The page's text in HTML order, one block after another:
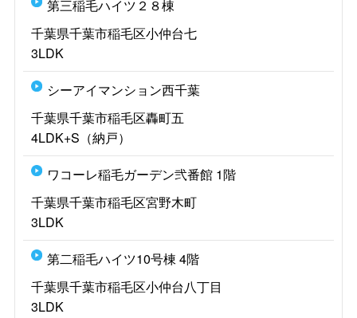
第三稲毛ハイツ２８棟
千葉県千葉市稲毛区小仲台七
3LDK
シーアイマンション西千葉
千葉県千葉市稲毛区轟町五
4LDK+S（納戸）
ワコーレ稲毛ガーデン弐番館 1階
千葉県千葉市稲毛区宮野木町
3LDK
第二稲毛ハイツ10号棟 4階
千葉県千葉市稲毛区小仲台八丁目
3LDK